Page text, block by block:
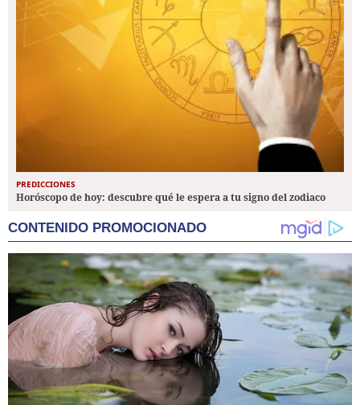
PREDICCIONES
Horóscopo de hoy: descubre qué le espera a tu signo del zodiaco
CONTENIDO PROMOCIONADO